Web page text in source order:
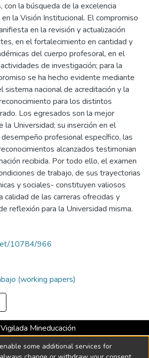
con la búsqueda de la excelencia
la Visión Institucional. El compromiso
en la revisión y actualización
en el fortalecimiento en cantidad y
del cuerpo profesoral, en el
de investigación; para la
se ha hecho evidente mediante
sistema nacional de acreditación y la
para los distintos
Los egresados son la mejor
la Universidad; su inserción en el
profesional específico, las
alcanzados testimonian
recibida. Por todo ello, el examen
de trabajo, de sus trayectorias
y sociales- constituyen valiosos
calidad de las carreras ofrecidas y
reflexión para la Universidad misma.
10784/966
(working papers)
Vigilada Mineducación
Institucional hasta 2026 -
MEN 2158 de 2018
some additional services for